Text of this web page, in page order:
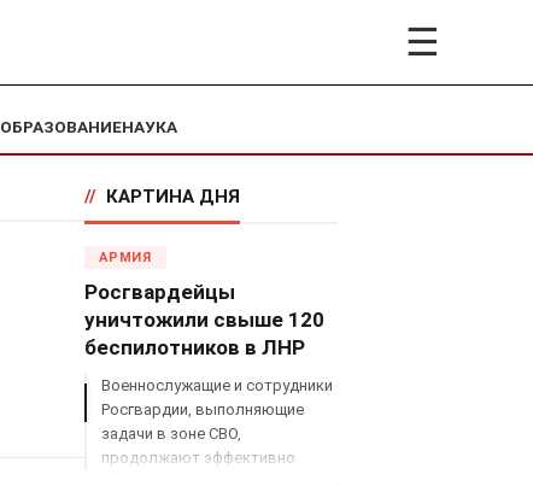
☰
ОБРАЗОВАНИЕНАУКА
// КАРТИНА ДНЯ
АРМИЯ
Росгвардейцы
уничтожили свыше 120
беспилотников в ЛНР
Военнослужащие и сотрудники
Росгвардии, выполняющие
задачи в зоне СВО,
продолжают эффективно